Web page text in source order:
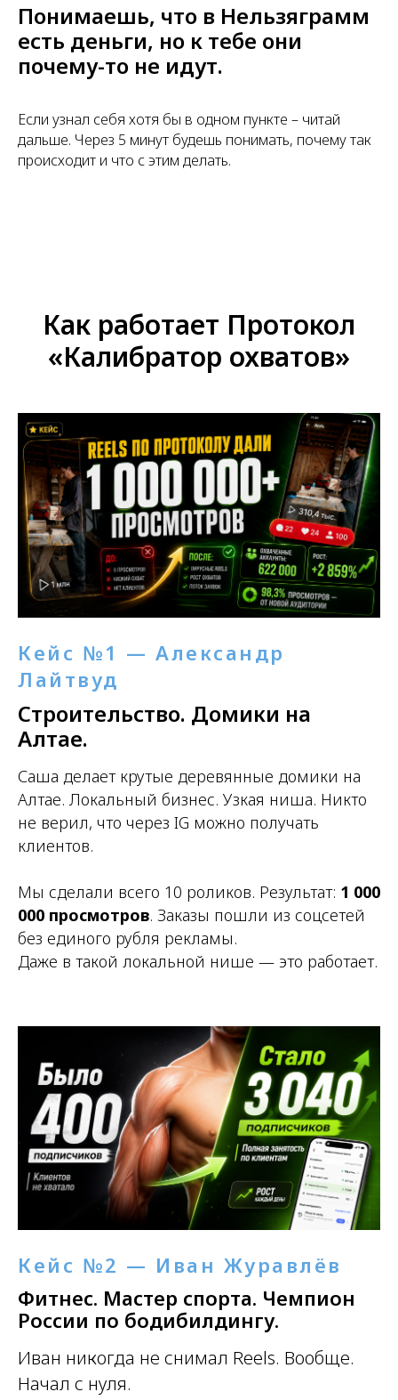
Понимаешь, что в Нельзяграмм
есть деньги, но к тебе они
почему-то не идут.
Если узнал себя хотя бы в одном пункте – читай
дальше. Через 5 минут будешь понимать, почему так
происходит и что с этим делать.
Как работает Протокол
«Калибратор охватов»
Кейс №1 — Александр
Лайтвуд
Строительство. Домики на
Алтае.
Саша делает крутые деревянные домики на
Алтае. Локальный бизнес. Узкая ниша. Никто
не верил, что через IG можно получать
клиентов.
Мы сделали всего 10 роликов. Результат: 1 000
000 просмотров. Заказы пошли из соцсетей
без единого рубля рекламы.
Даже в такой локальной нише — это работает.
Кейс №2 — Иван Журавлёв
Фитнес. Мастер спорта. Чемпион
России по бодибилдингу.
Иван никогда не снимал Reels. Вообще.
Начал с нуля.